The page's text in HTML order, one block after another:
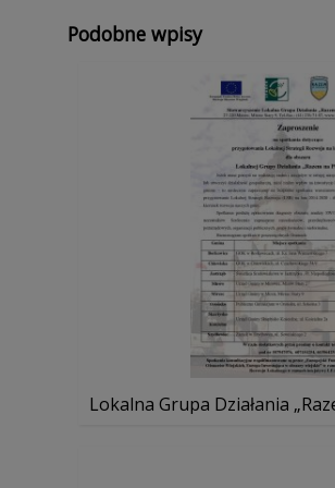
Podobne wpisy
Lokalna Grupa Działania